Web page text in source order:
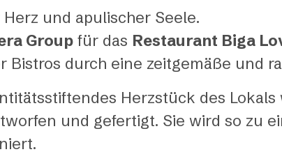
und apulischer Seele.
Group für das Restaurant Biga
Bistros durch eine zeitgemäße und
Herzstück des
und gefertigt. Sie wird so zu